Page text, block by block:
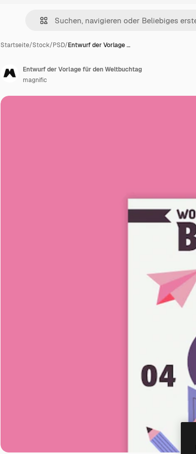
Startseite/Stock/PSD/Entwurf der Vorlage …
Entwurf der Vorlage für den Weltbuchtag
magnific